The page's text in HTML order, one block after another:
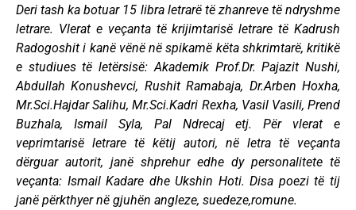
Deri tash ka botuar 15 libra letrarë të zhanreve të ndryshme
letrare. Vlerat e veçanta të krijimtarisë letrare të Kadrush
Radogoshit i kanë vënë në spikamë këta shkrimtarë, kritikë
e studiues të letërsisë: Akademik Prof.Dr. Pajazit Nushi,
Abdullah Konushevci, Rushit Ramabaja, Dr.Arben Hoxha,
Mr.Sci.Hajdar Salihu, Mr.Sci.Kadri Rexha, Vasil Vasili, Prend
Buzhala, Ismail Syla, Pal Ndrecaj etj. Për vlerat e
veprimtarisë letrare të këtij autori, në letra të veçanta
dërguar autorit, janë shprehur edhe dy personalitete të
veçanta: Ismail Kadare dhe Ukshin Hoti. Disa poezi të tij
janë përkthyer në gjuhën angleze, suedeze,romune.